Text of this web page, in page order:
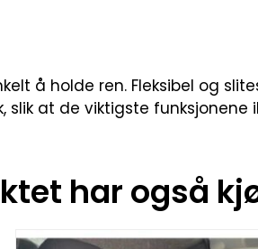
å holde ren. Fleksibel og
at de viktigste funksjonene
har også